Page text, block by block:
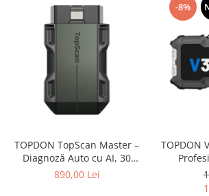
TOPDON TopScan Master –
Diagnoză Auto cu AI, 30
Funcții Service, CAN-FD & DoIP
890,00 Lei
-8%
TOPDON